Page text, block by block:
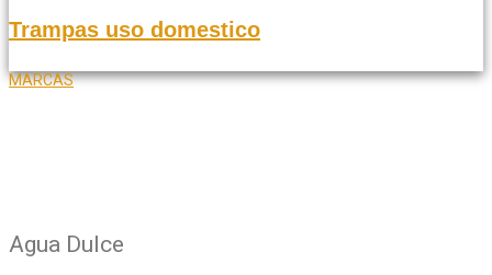
Trampas uso domestico
MARCAS
Agua Dulce